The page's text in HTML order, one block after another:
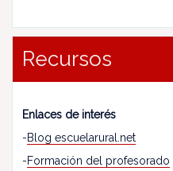
Recursos
Enlaces de interés
-Blog escuelarural.net
-Formación del profesorado